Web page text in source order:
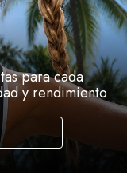
para cada
y rendimiento